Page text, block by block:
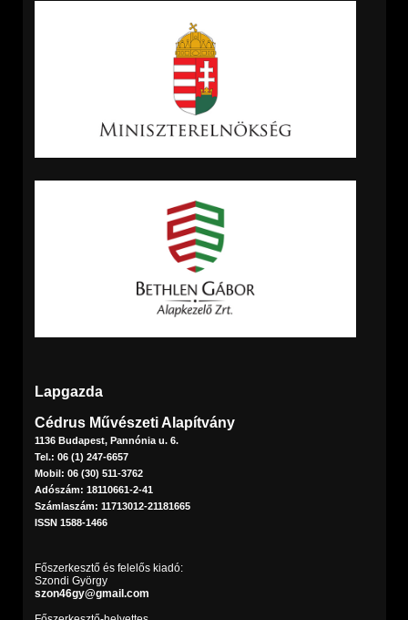
Lapgazda
Cédrus Művészeti Alapítvány
1136 Budapest, Pannónia u. 6.
Tel.: 06 (1) 247-6657
Mobil: 06 (30) 511-3762
Adószám: 18110661-2-41
Számlaszám: 11713012-21181665
ISSN 1588-1466
Főszerkesztő és felelős kiadó:
Szondi György
szon46gy@gmail.com